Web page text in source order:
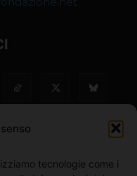
tecnologie come i